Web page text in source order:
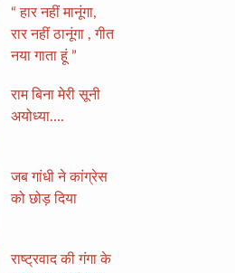
“ हार नहीं मानूंगा,
रार नहीं ठानूंगा , गीत
नया गाता हूं ”
राम बिना मेरी सूनी
अयोध्या….
जब गांधी ने कांग्रेस
को छोड़ दिया
राष्ट्रवाद की गंगा के